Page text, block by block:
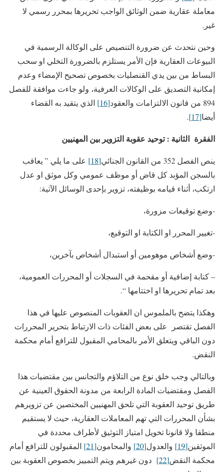
معاملة عقارية ضمن الوثائق الواجب تحريرها بمحرر رسمي لا
غير.
وحين نتحدث عن ضرورة التنصيص على الوكالة الرسمية في
البيوعات العقارية فإن الأمر يستلزم بالضرورة التخلي او سحب
البساط من بين يدي القنصليات بخصوص تصحيح الإمضاء وعدم
إمكانية التصديق على الوكالات العرفية، ولو جاءت موافقة للفصل
894 من قانون الالتزامات والعقود
[16]
الذي يتقيد به القضاء
أيضا[17]
.
الفقرة الثانية : توحيد عقوبة التزوير بين المهنيين
ينص الفصل 352 من القانون الجنائي [18]
على ما يلي ” يعاقب
بالسجن المؤبد كل قاض أو موظف عمومي وكل موثق او عدل
ارتكب، أثناء قيامه بوظيفته، تزوير بإحدى الوسائل الآتية:
-وضع توقيعات مزورة،
-تغيير المحرر او الكتابة او التوقيع،
-وضع أشخاص موهومين أو استبدال أشخاص بآخرين،
– كتابة إضافية أو مقحمة في السجلات أو المحررات العمومية،
بعد تمام تحريرها او اختتامها “.
وهكذا يتضح بالملموس ان العقوبات المنصوص عليها في هذا
الفصل تقتصر على بعض الفئات ذات الارتباط بتحرير المحررات
دون الباقي ويتعلق الأمر بالمحامي المقبول للترافع أمام محكمة
النقض.
وبالتالي وجب خلق نوع من التلاؤم والتجانس بين مقتضيات هذا
الفصل ومقتضيات المادة الرابعة من مدونة الحقوق العينية عن
طريق توحيد العقوبة التي تلحق المهنيين المختصين عن تزويرهم
بشأن المحررات التي تهم المعاملات العقارية، حيث لا يستقيم
منطقا ولا قانونا تخويل امتياز التوثيق لأطراف محددة في
الموثقين[19] والعدول[20] والمحامون[21]
المقبولون للترافع أمام
محكمة النقض[22]
دون غيرهم ويتم التمييز بخصوص العقوبة بين